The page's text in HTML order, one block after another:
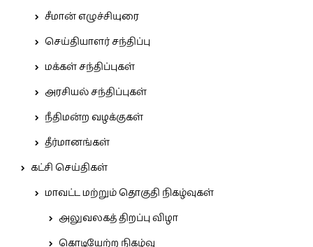
சீமான் எழுச்சியுரை
செய்தியாளர் சந்திப்பு
மக்கள் சந்திப்புகள்
அரசியல் சந்திப்புகள்
நீதிமன்ற வழக்குகள்
தீர்மானங்கள்
கட்சி செய்திகள்
மாவட்ட மற்றும் தொகுதி நிகழ்வுகள்
அலுவலகத் திறப்பு விழா
கொடியேற்ற நிகழ்வு